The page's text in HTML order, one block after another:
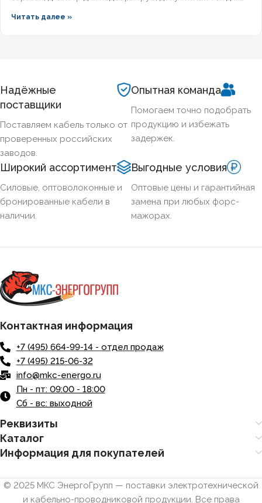
алюминиевых бронированных кабелей с изоляцией из
Читать далее »
Надёжные
поставщики
Поставляем кабель только от
проверенных российских
заводов.
Опытная команда
Помогаем точно подобрать
продукцию и избежать
задержек.
Широкий ассортимент
Силовые, оптоволоконные и
бронированные кабели в
наличии.
Выгодные условия
Оптовые цены и гарантийная
замена при любых форс-
мажорах.
Контактная информация
+7 (495) 664-99-14 - отдел продаж
+7 (495) 215-06-32
info@mkc-energo.ru
Пн - пт: 09:00 - 18:00
Сб - вс: выходной
Реквизиты
Каталог
Информация для покупателей
© 2025 МКС ЭнергоГрупп — поставки электротехнической
и кабельно-проводниковой продукции. Все права